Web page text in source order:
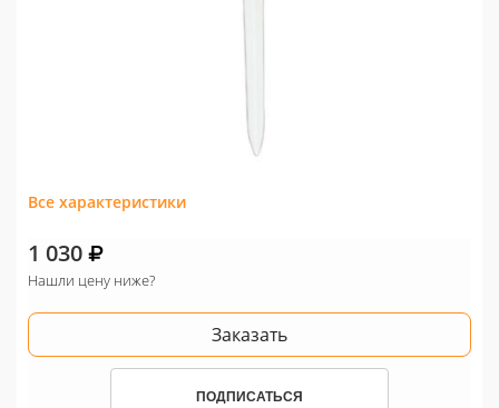
Все характеристики
1 030
Нашли цену ниже?
Заказать
ПОДПИСАТЬСЯ